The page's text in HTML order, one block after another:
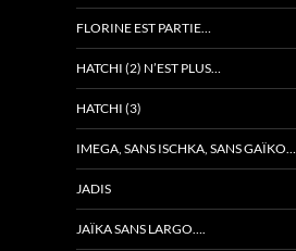
FLORINE EST PARTIE…
HATCHI (2) N’EST PLUS…
HATCHI (3)
IMEGA, SANS ISCHKA, SANS GAÏKO…
JADIS
JAÏKA SANS LARGO….